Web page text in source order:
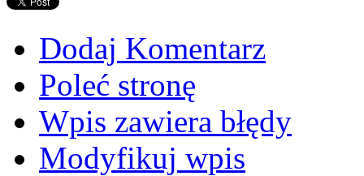
Dodaj Komentarz
Poleć stronę
Wpis zawiera błędy
Modyfikuj wpis